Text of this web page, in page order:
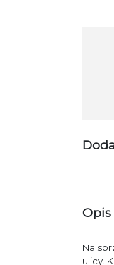
Opis
Na
ulicy.